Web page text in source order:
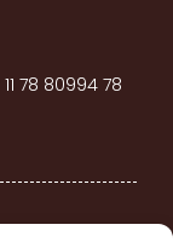
78 80994 78